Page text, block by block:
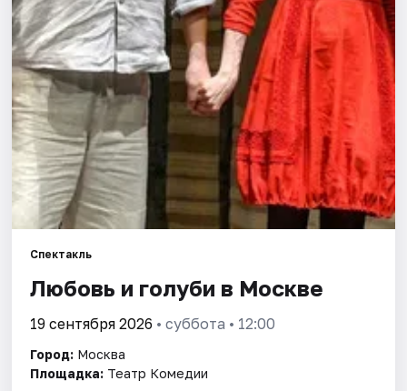
Артисты
Рейтинги
Спектакль
Любовь и голуби в Москве
19 сентября 2026 • суббота • 12:00
Город: Москва
Площадка: Театр Комедии